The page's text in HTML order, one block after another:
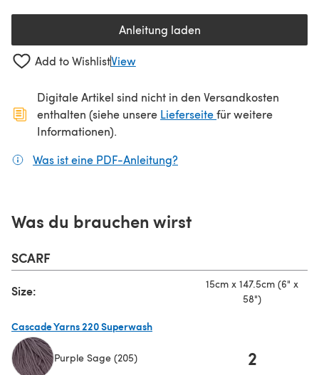
Anleitung laden(öffnet sich in einem neuen
Add to WishlistView
Digitale Artikel sind nicht in den Versandkosten
enthalten (siehe unsere Lieferseite(öffnet sich in
für weitere
Informationen).
Was ist eine PDF-Anleitung?
Was du brauchen wirst
SCARF
Size:
15cm x 147.5cm (6" x
58")
Cascade Yarns 220 Superwash
Purple Sage (205) 2